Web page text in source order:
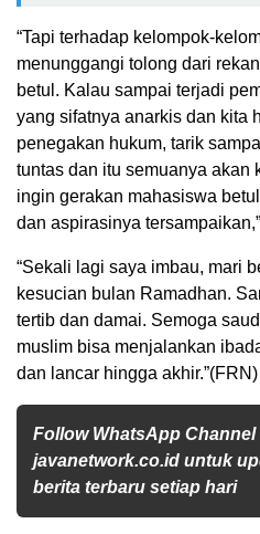
“Tapi terhadap kelompok-
menunggangi tolong dari
betul. Kalau sampai terjadi
yang sifatnya anarkis dan kita
penegakan hukum, tarik
tuntas dan itu semuanya akan
ingin gerakan mahasiswa
dan aspirasinya
“Sekali lagi saya imbau, mari
kesucian bulan Ramadhan.
tertib dan damai. Semoga
muslim bisa menjalankan
dan lancar hingga akhir.”(FRN)
Follow WhatsApp Channel
javanetwork.co.id untuk
berita terbaru setiap hari